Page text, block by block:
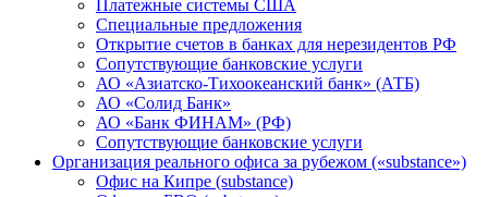
Платежные системы США
Специальные предложения
Открытие счетов в банках для нерезидентов РФ
Сопутствующие банковские услуги
АО «Азиатско-Тихоокеанский банк» (АТБ)
АО «Солид Банк»
АО «Банк ФИНАМ» (РФ)
Сопутствующие банковские услуги
Организация реального офиса за рубежом («substance»)
Офис на Кипре (substance)